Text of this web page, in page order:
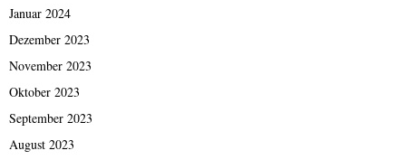
Januar 2024
Dezember 2023
November 2023
Oktober 2023
September 2023
August 2023